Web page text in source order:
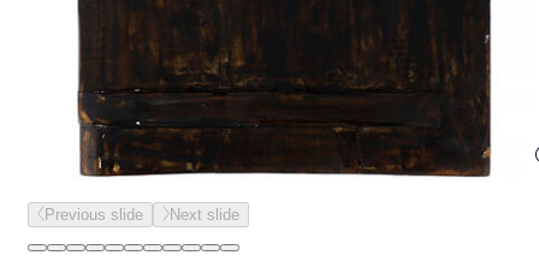
Previous slide Next slide